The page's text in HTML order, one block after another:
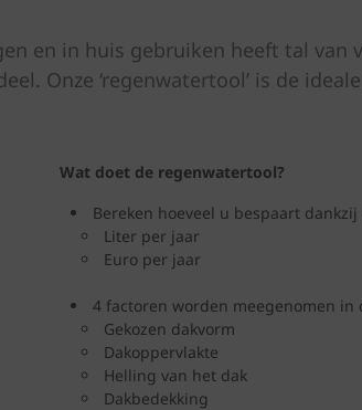
en in huis gebruiken heeft tal van
Onze ‘regenwatertool’ is de
Wat doet de regenwatertool?
Bereken hoeveel u bespaart
Liter per jaar
Euro per jaar
4 factoren worden meegenomen in
Gekozen dakvorm
Dakoppervlakte
Helling van het dak
Dakbedekking